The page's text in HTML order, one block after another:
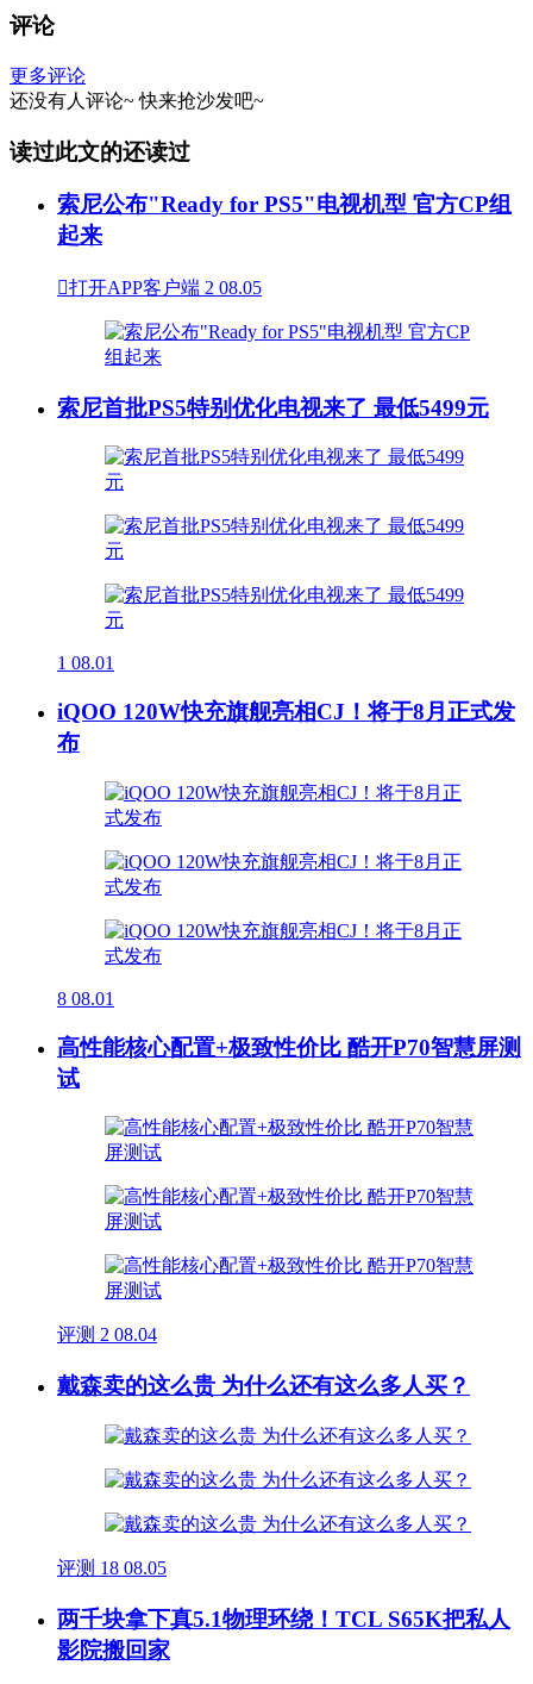
评论
更多评论
还没有人评论~ 快来抢沙发吧~
读过此文的还读过
索尼公布"Ready for PS5"电视机型 官方CP组
起来
打开APP客户端 2 08.05
索尼首批PS5特别优化电视来了 最低5499元
1 08.01
iQOO 120W快充旗舰亮相CJ！将于8月正式发
布
8 08.01
高性能核心配置+极致性价比 酷开P70智慧屏测
试
评测 2 08.04
戴森卖的这么贵 为什么还有这么多人买？
评测 18 08.05
两千块拿下真5.1物理环绕！TCL S65K把私人
影院搬回家